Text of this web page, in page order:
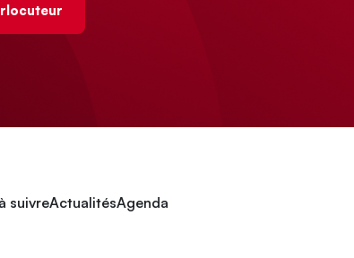
suivreActualitésAgenda